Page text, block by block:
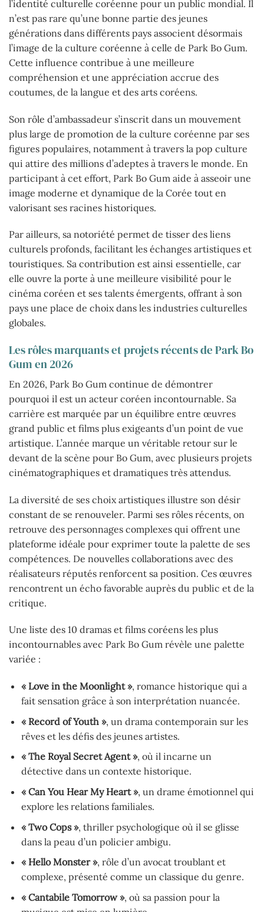
l’identité culturelle coréenne pour un public mondial. Il
n’est pas rare qu’une bonne partie des jeunes
générations dans différents pays associent désormais
l’image de la culture coréenne à celle de Park Bo Gum.
Cette influence contribue à une meilleure
compréhension et une appréciation accrue des
coutumes, de la langue et des arts coréens.
Son rôle d’ambassadeur s’inscrit dans un mouvement
plus large de promotion de la culture coréenne par ses
figures populaires, notamment à travers la pop culture
qui attire des millions d’adeptes à travers le monde. En
participant à cet effort, Park Bo Gum aide à asseoir une
image moderne et dynamique de la Corée tout en
valorisant ses racines historiques.
Par ailleurs, sa notoriété permet de tisser des liens
culturels profonds, facilitant les échanges artistiques et
touristiques. Sa contribution est ainsi essentielle, car
elle ouvre la porte à une meilleure visibilité pour le
cinéma coréen et ses talents émergents, offrant à son
pays une place de choix dans les industries culturelles
globales.
Les rôles marquants et projets récents de Park Bo
Gum en 2026
En 2026, Park Bo Gum continue de démontrer
pourquoi il est un acteur coréen incontournable. Sa
carrière est marquée par un équilibre entre œuvres
grand public et films plus exigeants d’un point de vue
artistique. L’année marque un véritable retour sur le
devant de la scène pour Bo Gum, avec plusieurs projets
cinématographiques et dramatiques très attendus.
La diversité de ses choix artistiques illustre son désir
constant de se renouveler. Parmi ses rôles récents, on
retrouve des personnages complexes qui offrent une
plateforme idéale pour exprimer toute la palette de ses
compétences. De nouvelles collaborations avec des
réalisateurs réputés renforcent sa position. Ces œuvres
rencontrent un écho favorable auprès du public et de la
critique.
Une liste des 10 dramas et films coréens les plus
incontournables avec Park Bo Gum révèle une palette
variée :
« Love in the Moonlight », romance historique qui a
fait sensation grâce à son interprétation nuancée.
« Record of Youth », un drama contemporain sur les
rêves et les défis des jeunes artistes.
« The Royal Secret Agent », où il incarne un
détective dans un contexte historique.
« Can You Hear My Heart », un drame émotionnel qui
explore les relations familiales.
« Two Cops », thriller psychologique où il se glisse
dans la peau d’un policier ambigu.
« Hello Monster », rôle d’un avocat troublant et
complexe, présenté comme un classique du genre.
« Cantabile Tomorrow », où sa passion pour la